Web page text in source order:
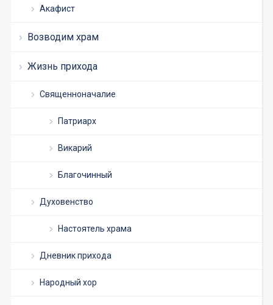
Акафист
Возводим храм
Жизнь прихода
Священноначалие
Патриарх
Викарий
Благочинный
Духовенство
Настоятель храма
Дневник прихода
Народный хор